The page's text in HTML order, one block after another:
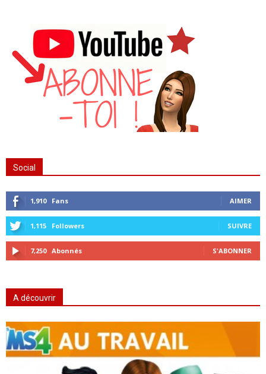
Social
1,910 Fans AIMER
1,115 Followers SUIVRE
7,250 Abonnés S'ABONNER
A découvrir